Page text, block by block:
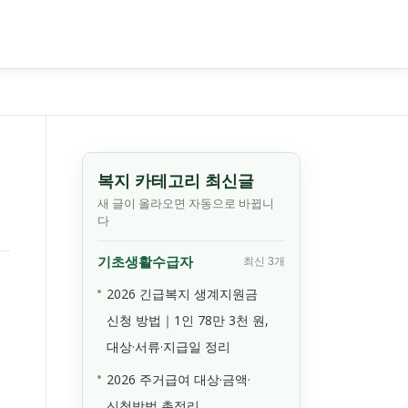
복지 카테고리 최신글
새 글이 올라오면 자동으로 바뀝니
다
기초생활수급자 최신 3개
2026 긴급복지 생계지원금
신청 방법｜1인 78만 3천 원,
대상·서류·지급일 정리
2026 주거급여 대상·금액·